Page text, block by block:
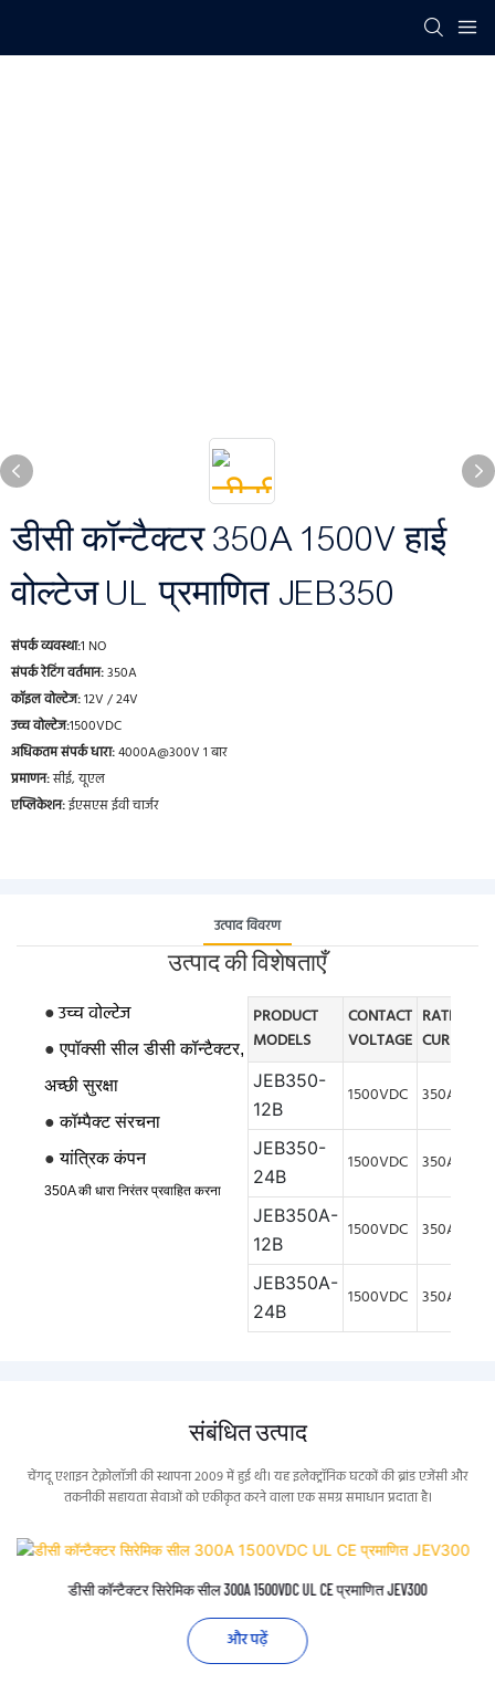
डीसी कॉन्टैक्टर 350A 1500V हाई
वोल्टेज UL प्रमाणित JEB350
संपर्क व्यवस्था:1 NO
संपर्क रेटिंग वर्तमान:350A
कॉइल वोल्टेज:12V / 24V
उच्च वोल्टेज:1500VDC
अधिकतम संपर्क धारा:4000A@300V 1 बार
प्रमाणन:सीई, यूएल
एप्लिकेशन:ईएसएस ईवी चार्जर
उत्पाद विवरण
उत्पाद की विशेषताएँ
●उच्च वोल्टेज
●एपॉक्सी सील डीसी कॉन्टैक्टर,
अच्छी सुरक्षा
●कॉम्पैक्ट संरचना
●यांत्रिक कंपन
350A की धारा निरंतर प्रवाहित करना
PRODUCT
MODELS
CONTACT
VOLTAGE
RATED
CURRENT
JEB350-
12B
1500VDC 350A
JEB350-
24B
1500VDC 350A
JEB350A-
12B
1500VDC 350A
JEB350A-
24B
1500VDC 350A
संबंधित उत्पाद
चेंगदू एशाइन टेक्नोलॉजी की स्थापना 2009 में हुई थी। यह इलेक्ट्रॉनिक घटकों की ब्रांड एजेंसी और
तकनीकी सहायता सेवाओं को एकीकृत करने वाला एक समग्र समाधान प्रदाता है।
डीसी कॉन्टैक्टर सिरेमिक सील 300A 1500VDC UL CE प्रमाणित JEV300
और पढ़ें